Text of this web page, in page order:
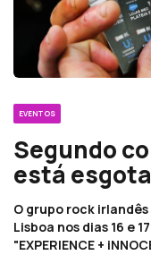
EVENTOS
Segundo
está
O grupo rock
Lisboa nos dias 16 e
"EXPERIENCE +